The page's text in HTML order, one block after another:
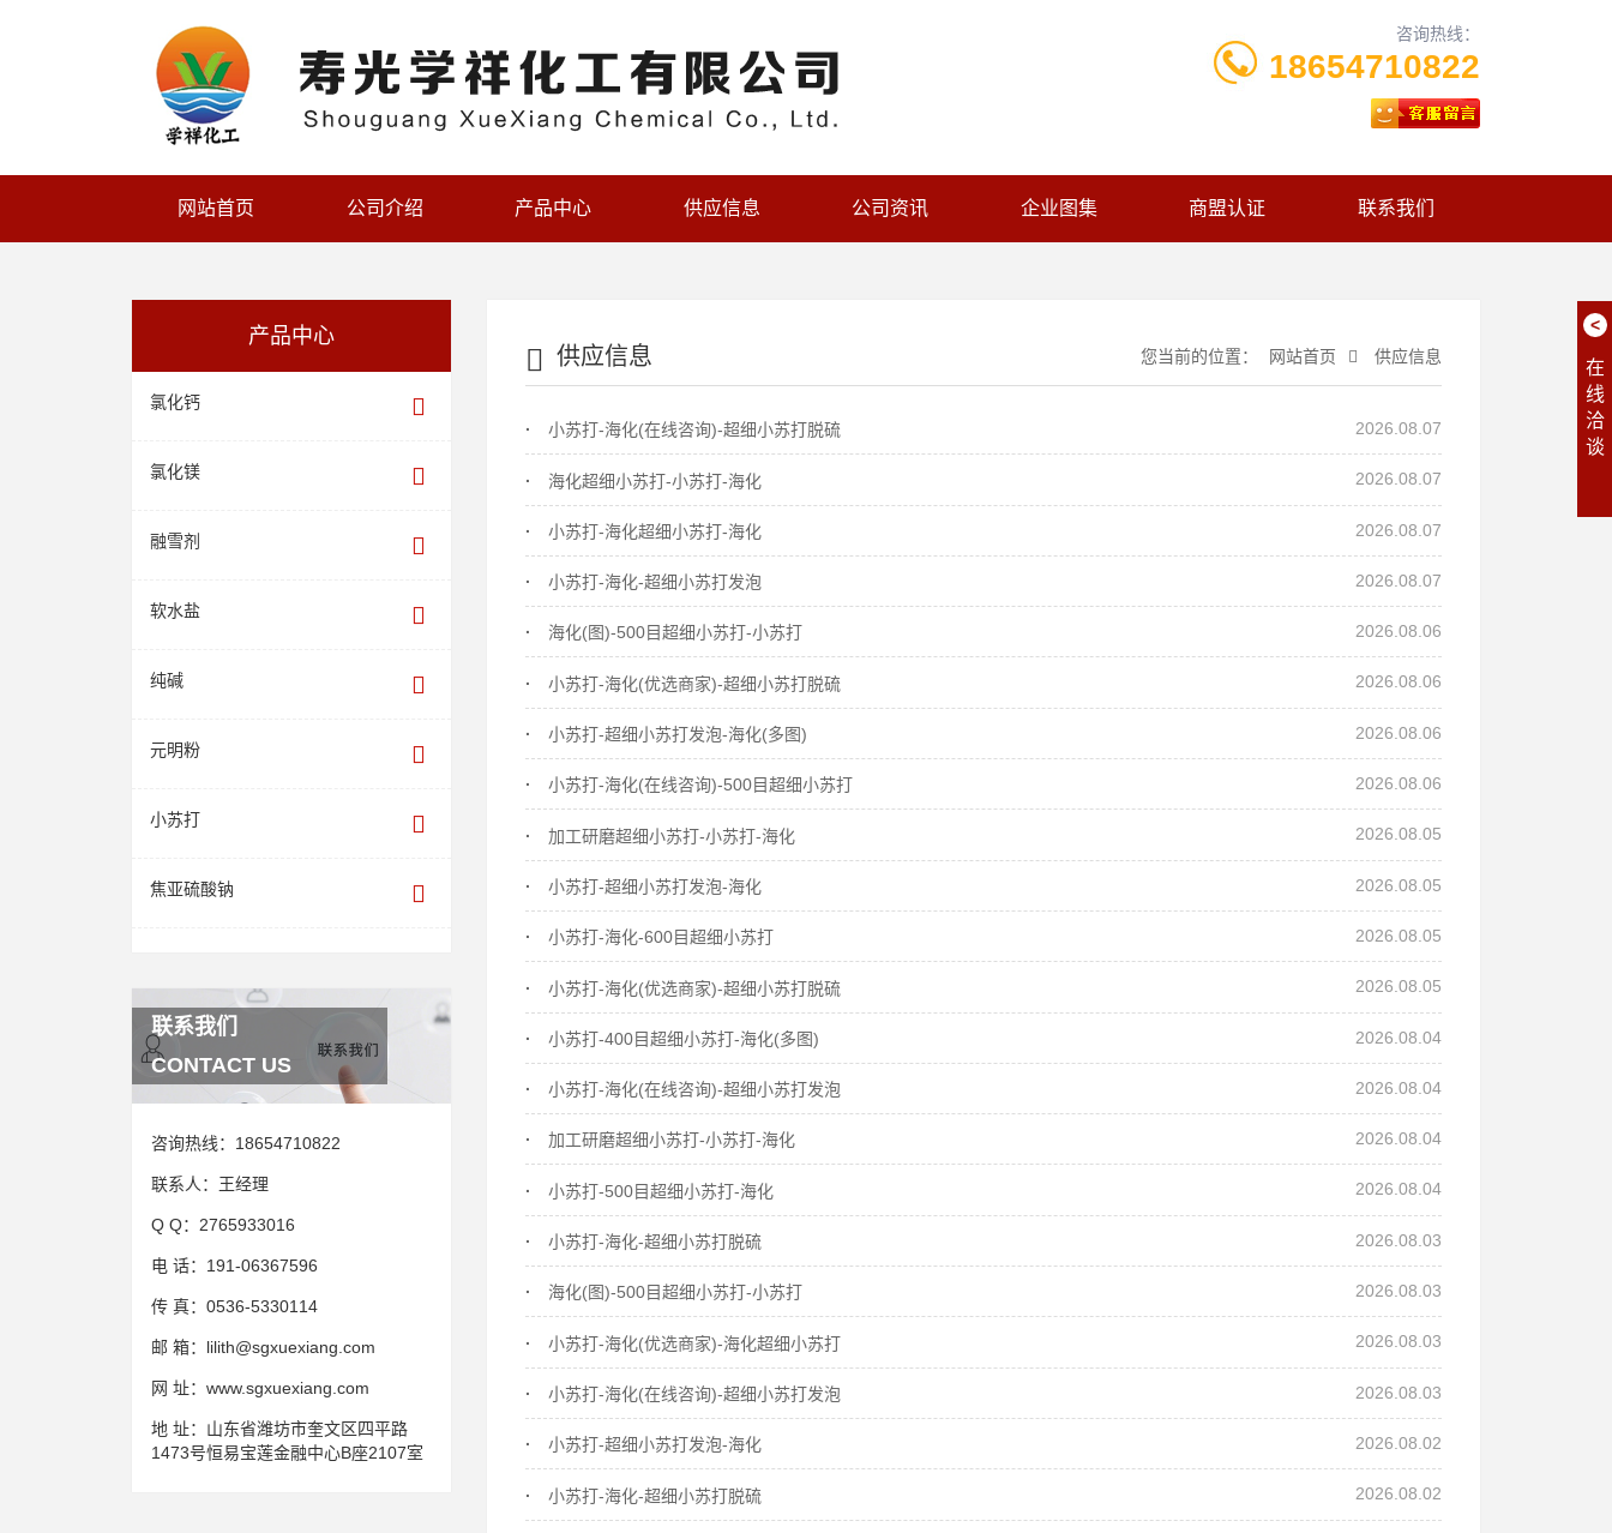
咨询热线：
18654710822
网站首页 公司介绍 产品中心 供应信息 公司资讯 企业图集 商盟认证 联系我们
产品中心
氯化钙
氯化镁
融雪剂
软水盐
纯碱
元明粉
小苏打
焦亚硫酸钠
联系我们
CONTACT US
咨询热线： 18654710822
联系人： 王经理
Q Q： 2765933016
电 话： 191-06367596
传 真： 0536-5330114
邮 箱： lilith@sgxuexiang.com
网 址： www.sgxuexiang.com
地 址： 山东省潍坊市奎文区四平路
1473号恒易宝莲金融中心B座2107室
供应信息 您当前的位置： 网站首页 供应信息
小苏打-海化(在线咨询)-超细小苏打脱硫 2026.08.07
海化超细小苏打-小苏打-海化 2026.08.07
小苏打-海化超细小苏打-海化 2026.08.07
小苏打-海化-超细小苏打发泡 2026.08.07
海化(图)-500目超细小苏打-小苏打 2026.08.06
小苏打-海化(优选商家)-超细小苏打脱硫 2026.08.06
小苏打-超细小苏打发泡-海化(多图) 2026.08.06
小苏打-海化(在线咨询)-500目超细小苏打 2026.08.06
加工研磨超细小苏打-小苏打-海化 2026.08.05
小苏打-超细小苏打发泡-海化 2026.08.05
小苏打-海化-600目超细小苏打 2026.08.05
小苏打-海化(优选商家)-超细小苏打脱硫 2026.08.05
小苏打-400目超细小苏打-海化(多图) 2026.08.04
小苏打-海化(在线咨询)-超细小苏打发泡 2026.08.04
加工研磨超细小苏打-小苏打-海化 2026.08.04
小苏打-500目超细小苏打-海化 2026.08.04
小苏打-海化-超细小苏打脱硫 2026.08.03
海化(图)-500目超细小苏打-小苏打 2026.08.03
小苏打-海化(优选商家)-海化超细小苏打 2026.08.03
小苏打-海化(在线咨询)-超细小苏打发泡 2026.08.03
小苏打-超细小苏打发泡-海化 2026.08.02
小苏打-海化-超细小苏打脱硫 2026.08.02
<
在
线
洽
谈